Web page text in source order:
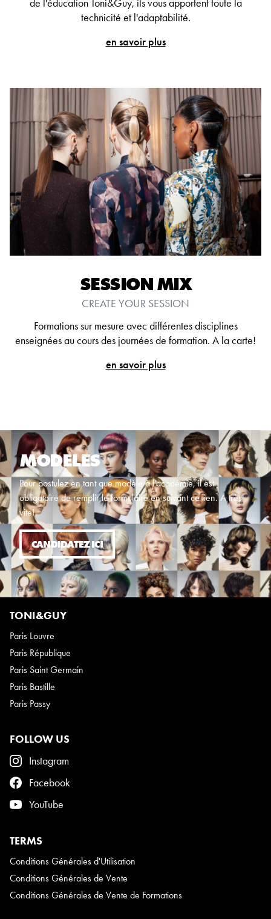
de l'éducation Toni&Guy, ils vous apportent toute la
technicité et l'adaptabilité.
en savoir plus
SESSION MIX
CREATE YOUR SESSION
Formations sur mesure avec différentes disciplines
enseignées au cours des journées de formation. A la carte!
en savoir plus
MODELES
Pour postulez en tant que modèle à l'académie, il est
obligatoire de remplir le formulaire en suivant ce lien. A très
vite!
CANDIDATEZ ICI
TONI&GUY
Paris Louvre
Paris République
Paris Saint Germain
Paris Bastille
Paris Passy
FOLLOW US
Instagram
Facebook
YouTube
TERMS
Conditions Générales d'Utilisation
Conditions Générales de Vente
Conditions Générales de Vente de Formations